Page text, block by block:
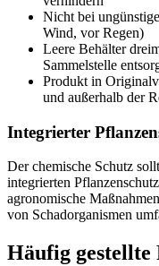
Nicht bei
Wind, vor Regen)
Leere Behälter
Sammelstelle
Produkt in
und außerhalb der
Integrierter
Der chemische Schutz
integrierten
agronomische
von Schadorganismen
Häufig gestellte